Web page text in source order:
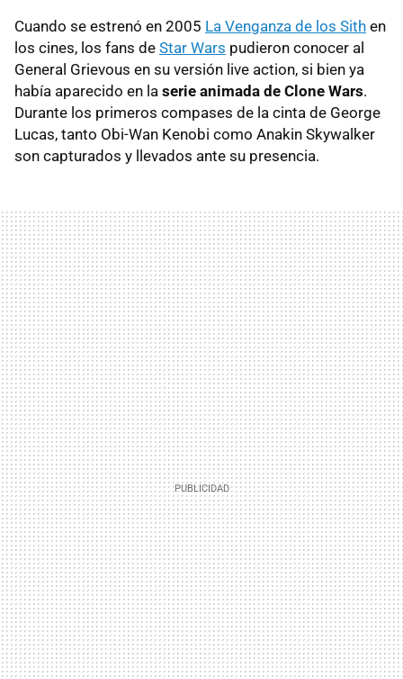
Cuando se estrenó en 2005 La Venganza de los Sith en
los cines, los fans de Star Wars pudieron conocer al
General Grievous en su versión live action, si bien ya
había aparecido en la serie animada de Clone Wars.
Durante los primeros compases de la cinta de George
Lucas, tanto Obi-Wan Kenobi como Anakin Skywalker
son capturados y llevados ante su presencia.